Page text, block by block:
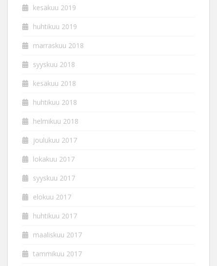
kesäkuu 2019
huhtikuu 2019
marraskuu 2018
syyskuu 2018
kesäkuu 2018
huhtikuu 2018
helmikuu 2018
joulukuu 2017
lokakuu 2017
syyskuu 2017
elokuu 2017
huhtikuu 2017
maaliskuu 2017
tammikuu 2017